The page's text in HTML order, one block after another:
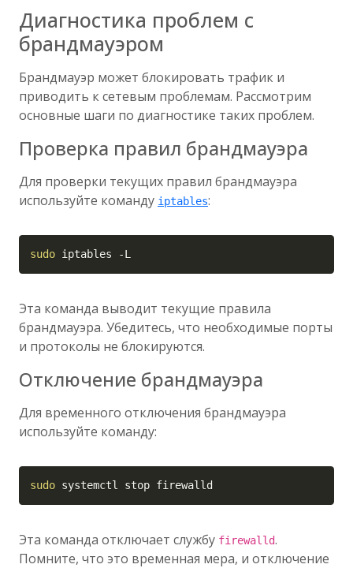
Диагностика проблем с
брандмауэром
Брандмауэр может блокировать трафик и
приводить к сетевым проблемам. Рассмотрим
основные шаги по диагностике таких проблем.
Проверка правил брандмауэра
Для проверки текущих правил брандмауэра
используйте команду iptables:
sudo iptables -L
Эта команда выводит текущие правила
брандмауэра. Убедитесь, что необходимые порты
и протоколы не блокируются.
Отключение брандмауэра
Для временного отключения брандмауэра
используйте команду:
sudo systemctl stop firewalld
Эта команда отключает службу firewalld.
Помните, что это временная мера, и отключение